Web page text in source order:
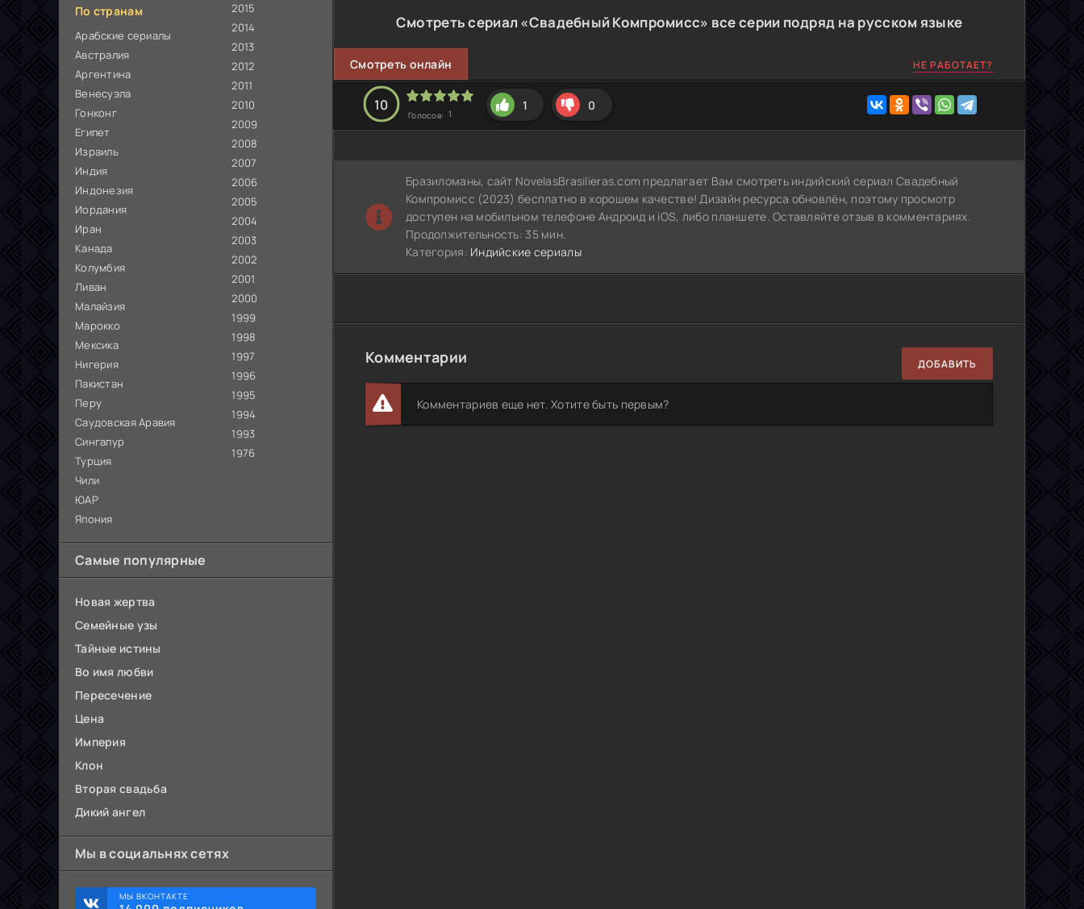
По странам
Арабские сериалы
Австралия
Аргентина
Венесуэла
Гонконг
Египет
Израиль
Индия
Индонезия
Иордания
Иран
Канада
Колумбия
Ливан
Малайзия
Марокко
Мексика
Нигерия
Пакистан
Перу
Саудовская Аравия
Сингапур
Турция
Чили
ЮАР
Япония
2015
2014
2013
2012
2011
2010
2009
2008
2007
2006
2005
2004
2003
2002
2001
2000
1999
1998
1997
1996
1995
1994
1993
1976
Самые популярные
Новая жертва
Семейные узы
Тайные истины
Во имя любви
Пересечение
Цена
Империя
Клон
Вторая свадьба
Дикий ангел
Мы в социальнях сетях
МЫ ВКОНТАКТЕ
Смотреть сериал «Свадебный Компромисс» все серии подряд на русском языке
Смотреть онлайн НЕ РАБОТАЕТ?
10
Голосов: 1
1 0
Бразиломаны, сайт NovelasBrasilieras.com предлагает Вам смотреть индийский сериал Свадебный
Компромисс (2023) бесплатно в хорошем качестве! Дизайн ресурса обновлён, поэтому просмотр
доступен на мобильном телефоне Андроид и iOS, либо планшете. Оставляйте отзыв в комментариях.
Продолжительность: 35 мин.
Категория: Индийские сериалы
Комментарии ДОБАВИТЬ
Комментариев еще нет. Хотите быть первым?